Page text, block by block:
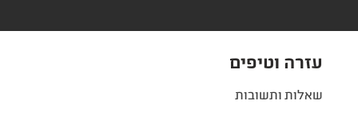
עזרה וטיפים
שאלות ותשובות